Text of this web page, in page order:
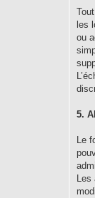
les
ou
5.
Le
Les